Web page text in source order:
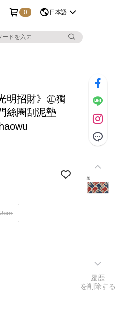
0 日本語
明招財》㊣獨
絲圈刮泥墊｜
履歴
を削除する